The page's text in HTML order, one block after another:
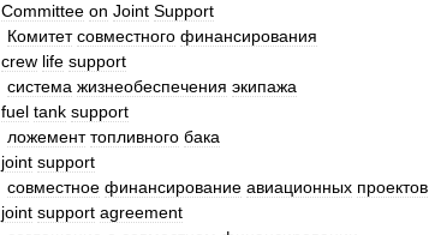
Committee on Joint Support
Комитет совместного финансирования
crew life support
система жизнеобеспечения экипажа
fuel tank support
ложемент топливного бака
joint support
совместное финансирование авиационных проектов
joint support agreement